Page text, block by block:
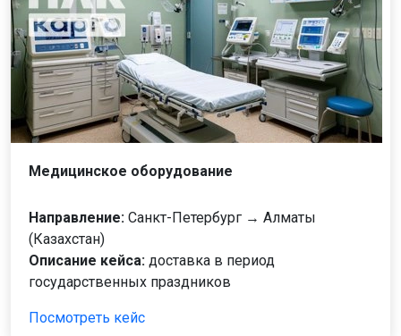
Медицинское оборудование
Направление: Санкт-Петербург → Алматы
(Казахстан)
Описание кейса: доставка в период
государственных праздников
Посмотреть кейс